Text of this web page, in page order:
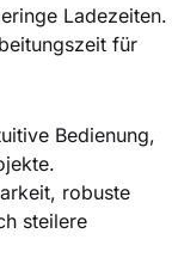
Ladezeiten.
für
Bedienung,
robuste
steilere